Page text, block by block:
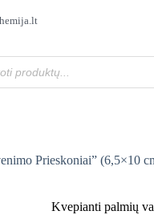
Prieskoniai” (6,5×10
Kvepianti palmių